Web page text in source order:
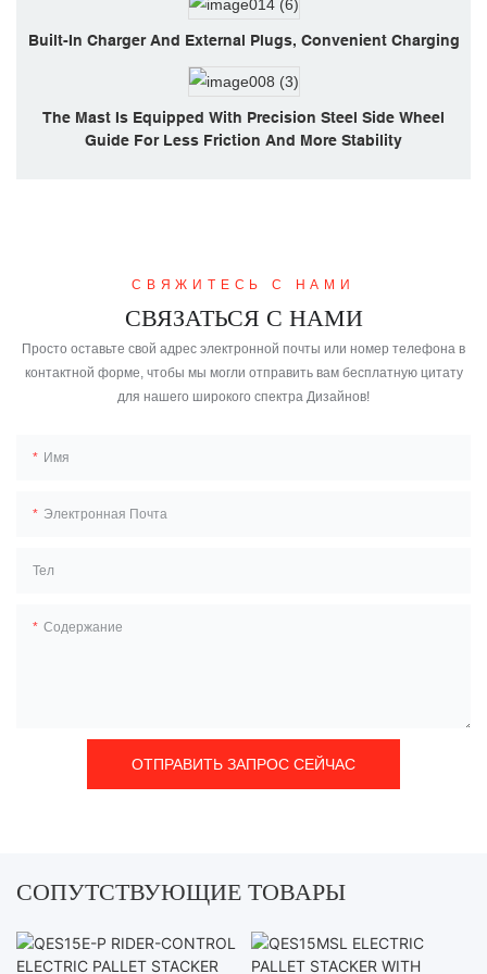
Built-In Charger And External Plugs, Convenient Charging
The Mast Is Equipped With Precision Steel Side Wheel
Guide For Less Friction And More Stability
СВЯЖИТЕСЬ С НАМИ
СВЯЗАТЬСЯ С НАМИ
Просто оставьте свой адрес электронной почты или номер телефона в
контактной форме, чтобы мы могли отправить вам бесплатную цитату
для нашего широкого спектра Дизайнов!
Имя
Электронная Почта
Тел
Содержание
ОТПРАВИТЬ ЗАПРОС СЕЙЧАС
СОПУТСТВУЮЩИЕ ТОВАРЫ